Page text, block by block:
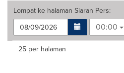
Lompat ke halaman Siaran Pers:
00:00
Making
Items per page:
25 per halaman